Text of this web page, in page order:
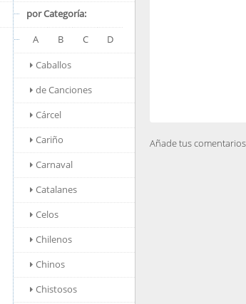
por Categoría:
A
B C
D
Caballos
de Canciones
Cárcel
Cariño
Carnaval
Catalanes
Celos
Chilenos
Chinos
Chistosos
Añade tus comentarios